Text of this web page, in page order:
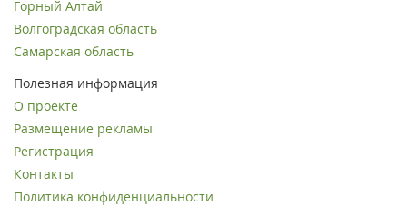
Горный Алтай
Волгоградская область
Самарская область
Полезная информация
О проекте
Размещение рекламы
Регистрация
Контакты
Политика конфиденциальности